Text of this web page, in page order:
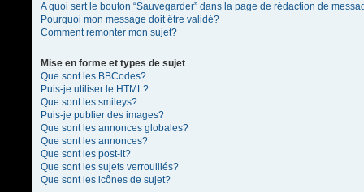
A quoi sert le bouton “Sauvegarder” dans la page de rédaction de
Pourquoi mon message doit être validé?
Comment remonter mon sujet?
Mise en forme et types de sujet
Que sont les BBCodes?
Puis-je utiliser le HTML?
Que sont les smileys?
Puis-je publier des images?
Que sont les annonces globales?
Que sont les annonces?
Que sont les post-it?
Que sont les sujets verrouillés?
Que sont les icônes de sujet?